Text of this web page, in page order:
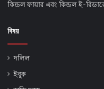
কিন্ডল ফায়ার এবং কিন্ডল ই-
বিষয়
দলিল
ইবুক